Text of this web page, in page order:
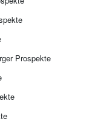
Prospekte